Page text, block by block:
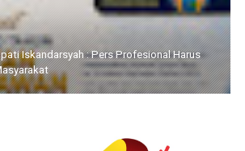
Iskandarsyah : Pers Profesional Harus